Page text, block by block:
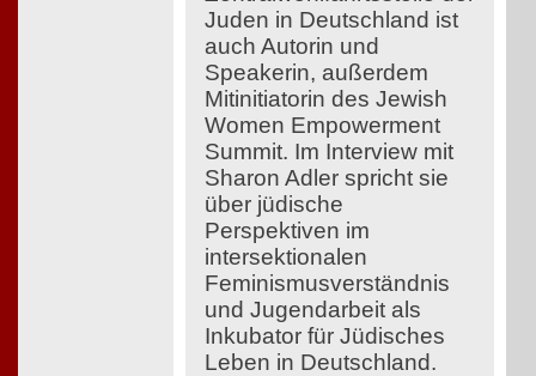
Juden in Deutschland ist
auch Autorin und
Speakerin, außerdem
Mitinitiatorin des Jewish
Women Empowerment
Summit. Im Interview mit
Sharon Adler spricht sie
über jüdische
Perspektiven im
intersektionalen
Feminismusverständnis
und Jugendarbeit als
Inkubator für Jüdisches
Leben in Deutschland.